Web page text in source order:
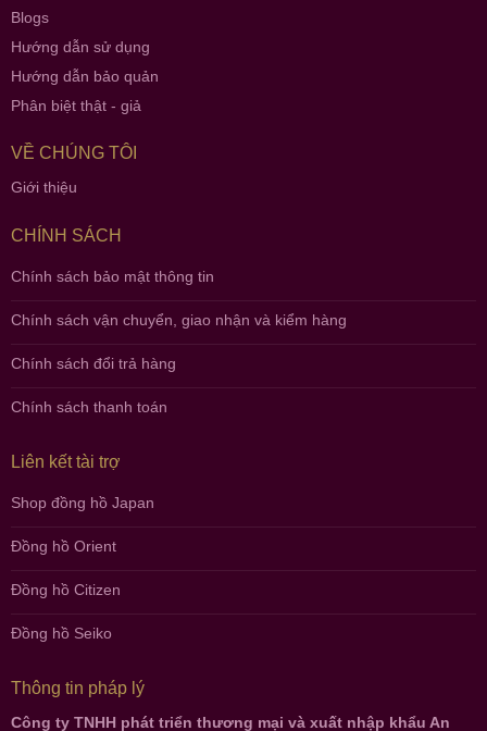
Blogs
Hướng dẫn sử dụng
Hướng dẫn bảo quản
Phân biệt thật - giả
VỀ CHÚNG TÔI
Giới thiệu
CHÍNH SÁCH
Chính sách bảo mật thông tin
Chính sách vận chuyển, giao nhận và kiểm hàng
Chính sách đổi trả hàng
Chính sách thanh toán
Liên kết tài trợ
Shop đồng hồ Japan
Đồng hồ Orient
Đồng hồ Citizen
Đồng hồ Seiko
Thông tin pháp lý
Công ty TNHH phát triển thương mại và xuất nhập khẩu An